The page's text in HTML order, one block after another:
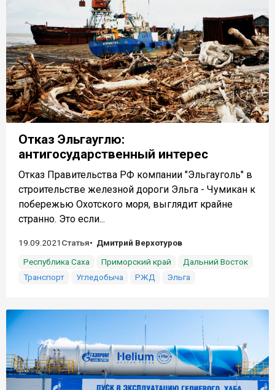
Отказ Эльгауглю:
антигосударственный интерес
Отказ Правительства РФ компании "Эльгауголь" в
строительстве железной дороги Эльга - Чумикан к
побережью Охотского моря, выглядит крайне
странно. Это если...
19.09.2021 Статья
Дмитрий Верхотуров
Республика Саха
Приморский край
Дальний Восток
Транспорт
Угледобыча РЖД Эльга